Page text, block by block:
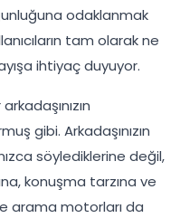
odaklanmak
tam olarak ne
ihtiyaç duyuyor.
gibi. Arkadaşınızın
söylediklerine değil,
konuşma tarzına ve
arama motorları da